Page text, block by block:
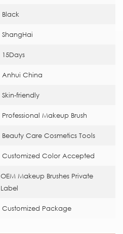
Black
ShangHai
15Days
Anhui China
Skin-friendly
Professional Makeup Brush
Beauty Care Cosmetics Tools
Customized Color Accepted
OEM Makeup Brushes Private
Label
Customized Package